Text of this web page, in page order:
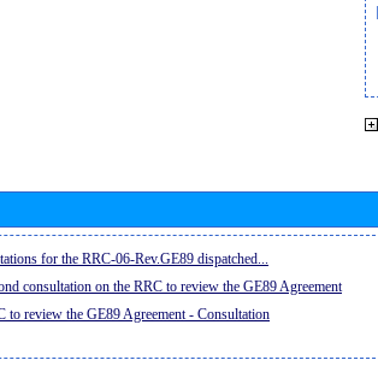
for the RRC-06-Rev.GE89 dispatched...
consultation on the RRC to review the GE89 Agreement
to review the GE89 Agreement - Consultation